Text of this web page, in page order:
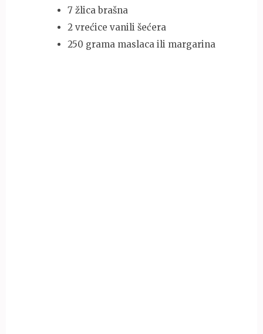
7 žlica brašna
2 vrećice vanili šećera
250 grama maslaca ili margarina